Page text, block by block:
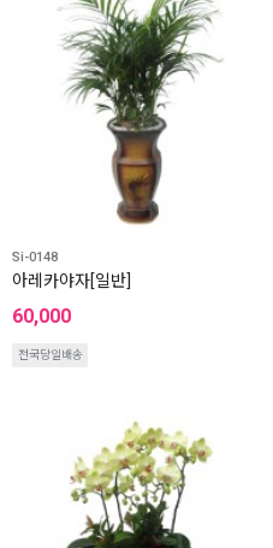
Si-0148
아레카야자[일반]
60,000
전국당일배송